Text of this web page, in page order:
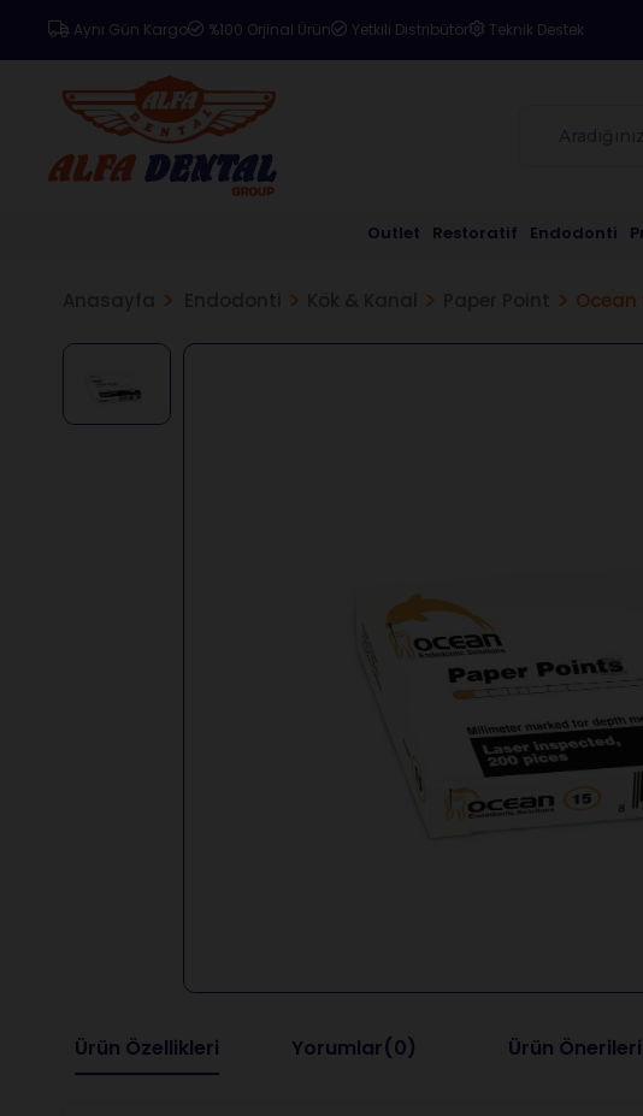
Aynı Gün Kargo %100 Orjinal Ürün Yetkili Distribütör Teknik Destek
Outlet Restoratif Endodonti
Ürün Özellikleri Yorumlar(0) Ürün Önerileri